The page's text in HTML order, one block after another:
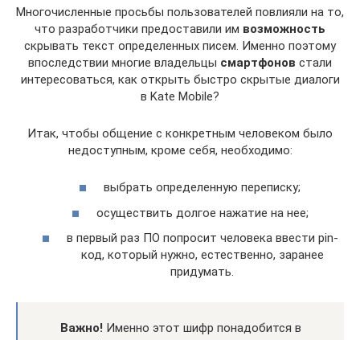
Многочисленные просьбы пользователей повлияли на то,
что разработчики предоставили им возможность
скрывать текст определенных писем. Именно поэтому
впоследствии многие владельцы смартфонов стали
интересоваться, как открыть быстро скрытые диалоги
в Kate Mobile?
Итак, чтобы общение с конкретным человеком было
недоступным, кроме себя, необходимо:
выбрать определенную переписку;
осуществить долгое нажатие на нее;
в первый раз ПО попросит человека ввести pin-
код, который нужно, естественно, заранее
придумать.
Важно! Именно этот шифр понадобится в